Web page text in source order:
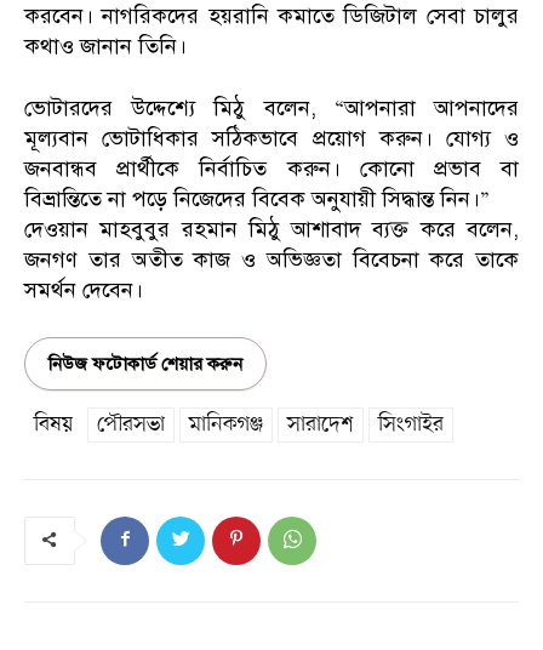
করবেন। নাগরিকদের হয়রানি কমাতে ডিজিটাল সেবা চালুর
কথাও জানান তিনি।
ভোটারদের উদ্দেশ্যে মিঠু বলেন, “আপনারা আপনাদের
মূল্যবান ভোটাধিকার সঠিকভাবে প্রয়োগ করুন। যোগ্য ও
জনবান্ধব প্রার্থীকে নির্বাচিত করুন। কোনো প্রভাব বা
বিভ্রান্তিতে না পড়ে নিজেদের বিবেক অনুযায়ী সিদ্ধান্ত নিন।”
দেওয়ান মাহবুবুর রহমান মিঠু আশাবাদ ব্যক্ত করে বলেন,
জনগণ তার অতীত কাজ ও অভিজ্ঞতা বিবেচনা করে তাকে
সমর্থন দেবেন।
নিউজ ফটোকার্ড শেয়ার করুন
বিষয় পৌরসভা মানিকগঞ্জ সারাদেশ সিংগাইর